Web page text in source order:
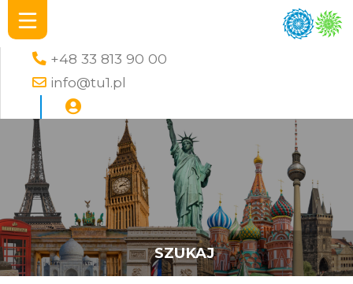
+48 33 813 90 00
info@tu1.pl
SZUKAJ